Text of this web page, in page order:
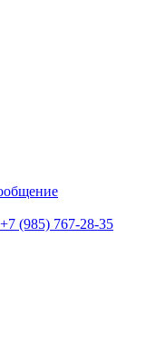
+7 (985) 767-28-35